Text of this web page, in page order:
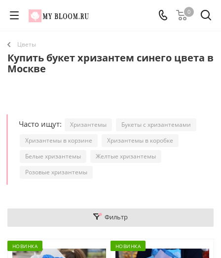
0
Цветы
Купить букет хризантем синего цвета в
Москве
Часто ищут: Хризантемы
Букеты с хризантемами
Хризантемы в корзине
Хризантемы в коробке
Белые хризантемы
Желтые хризантемы
Розовые хризантемы
Фильтр
НОВИНКА НОВИНКА